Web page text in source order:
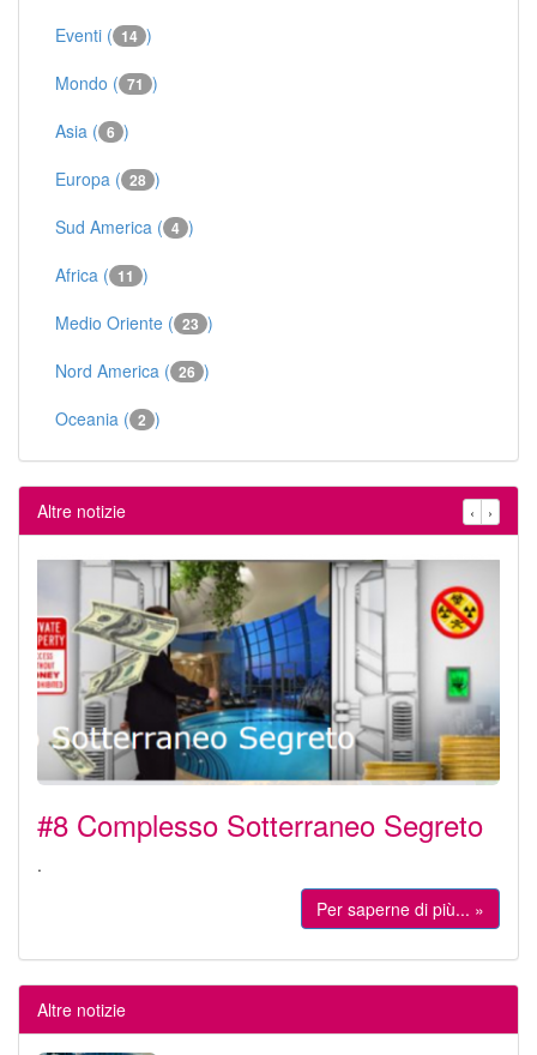
Eventi ( 14 )
Mondo ( 71 )
Asia ( 6 )
Europa ( 28 )
Sud America ( 4 )
Africa ( 11 )
Medio Oriente ( 23 )
Nord America ( 26 )
Oceania ( 2 )
Altre notizie ‹ ›
#8 Complesso Sotterraneo Segreto
.
Per saperne di più... »
Altre notizie